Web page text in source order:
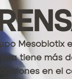
tiene más
en el